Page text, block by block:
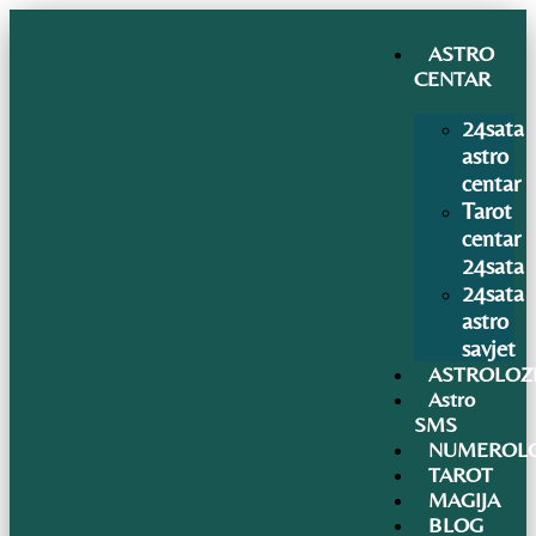
ASTRO
CENTAR
24sata
astro
centar
Tarot
centar
24sata
24sata
astro
savjet
Astro
SMS
TAROT
MAGIJA
BLOG